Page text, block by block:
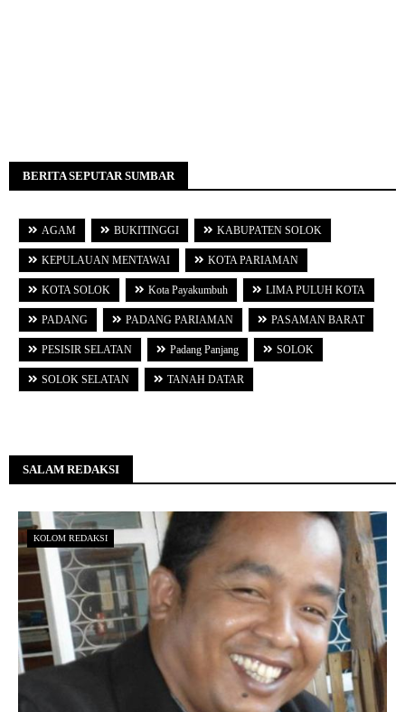
BERITA SEPUTAR SUMBAR
AGAM BUKITINGGI KABUPATEN SOLOK
KEPULAUAN MENTAWAI KOTA PARIAMAN
KOTA SOLOK Kota Payakumbuh LIMA PULUH KOTA
PADANG PADANG PARIAMAN PASAMAN BARAT
PESISIR SELATAN Padang Panjang SOLOK
SOLOK SELATAN TANAH DATAR
SALAM REDAKSI
KOLOM REDAKSI